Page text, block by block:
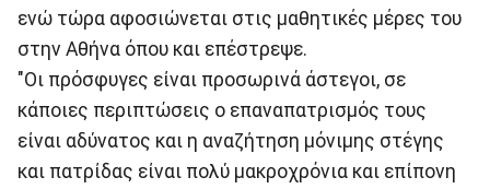
ενώ τώρα αφοσιώνεται στις μαθητικές μέρες του
στην Αθήνα όπου και επέστρεψε.
"Οι πρόσφυγες είναι προσωρινά άστεγοι, σε
κάποιες περιπτώσεις ο επαναπατρισμός τους
είναι αδύνατος και η αναζήτηση μόνιμης στέγης
και πατρίδας είναι πολύ μακροχρόνια και επίπονη